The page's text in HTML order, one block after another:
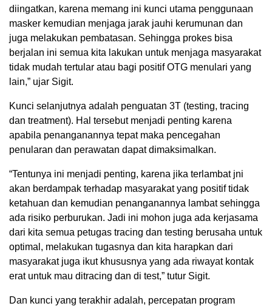
diingatkan, karena memang ini kunci utama penggunaan
masker kemudian menjaga jarak jauhi kerumunan dan
juga melakukan pembatasan. Sehingga prokes bisa
berjalan ini semua kita lakukan untuk menjaga masyarakat
tidak mudah tertular atau bagi positif OTG menulari yang
lain,” ujar Sigit.
Kunci selanjutnya adalah penguatan 3T (testing, tracing
dan treatment). Hal tersebut menjadi penting karena
apabila penanganannya tepat maka pencegahan
penularan dan perawatan dapat dimaksimalkan.
“Tentunya ini menjadi penting, karena jika terlambat jni
akan berdampak terhadap masyarakat yang positif tidak
ketahuan dan kemudian penanganannya lambat sehingga
ada risiko perburukan. Jadi ini mohon juga ada kerjasama
dari kita semua petugas tracing dan testing berusaha untuk
optimal, melakukan tugasnya dan kita harapkan dari
masyarakat juga ikut khususnya yang ada riwayat kontak
erat untuk mau ditracing dan di test,” tutur Sigit.
Dan kunci yang terakhir adalah, percepatan program